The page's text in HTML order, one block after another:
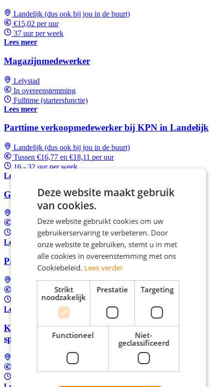
Landelijk (dus ook bij jou in de buurt)
€15,02 per uur
37 uur per week
Lees meer
Magazijnmedewerker
Lelystad
In overeenstemming
Fulltime (startersfunctie)
Lees meer
Parttime verkoopmedewerker bij KPN in Landelijk
Landelijk (dus ook bij jou in de buurt)
Tussen €16,77 en €18,11 per uur
16 - 32 uur per week
Lees meer
Gezocht: sales medewerkers door heel Nederland
Tussen €16,77 en €18,11 per uur
16 - 32 uur per week
Lees meer
Parttime Assistent filiaalmanager bij Kruidvat
Landelijk (dus ook bij jou in de buurt)
Tussen €3.131 en €4.199 Per maand
32 - 37 uur per week
Lees meer
Klantenservicemedewerker Odido in Valencia (NL
sprekend) | Dutch speaking only
Landelijk (dus ook bij jou in de buurt)
Deze website maakt gebruik
van cookies.
Deze website gebruikt cookies om uw
gebruikerservaring te verbeteren. Door
onze website te gebruiken, stemt u in met
alle cookies in overeenstemming met ons
Cookiebeleid. Lees verder
Strikt
noodzakelijk
Prestatie Targeting
Functioneel
Niet-
geclassificeerd